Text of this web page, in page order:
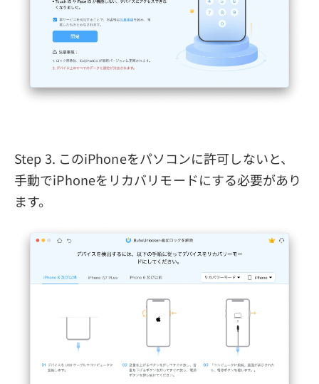
Step 3. このiPhoneをパソコンに許可しないと、
手動でiPhoneをリカバリモードにする必要があり
ます。